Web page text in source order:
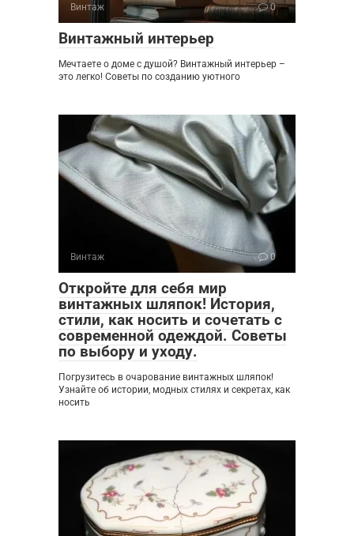
Винтаж 0
Винтажный интерьер
Мечтаете о доме с душой? Винтажный интерьер –
это легко! Советы по созданию уютного
Винтаж 0
Откройте для себя мир
винтажных шляпок! История,
стили, как носить и сочетать с
современной одеждой. Советы
по выбору и уходу.
Погрузитесь в очарование винтажных шляпок!
Узнайте об истории, модных стилях и секретах, как
носить